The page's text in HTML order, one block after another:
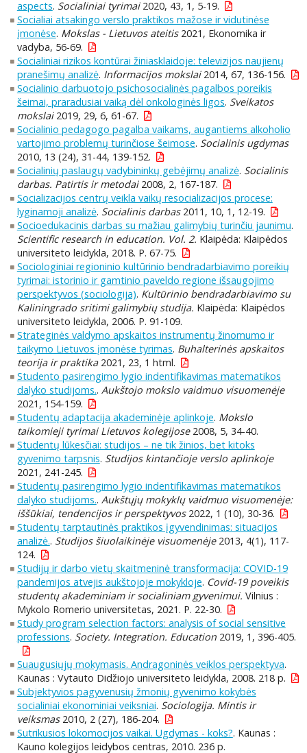
aspects. Socialiniai tyrimai2020, 43, 1, 5-19.
Socialiai atsakingo verslo praktikos mažose ir vidutinėse
įmonėse. Mokslas - Lietuvos ateitis2021, Ekonomika ir
vadyba, 56-69.
Socialiniai rizikos kontūrai žiniasklaidoje: televizijos naujienų
pranešimų analizė. Informacijos mokslai2014, 67, 136-156.
Socialinio darbuotojo psichosocialinės pagalbos poreikis
šeimai, praradusiai vaiką dėl onkologinės ligos. Sveikatos
mokslai2019, 29, 6, 61-67.
Socialinio pedagogo pagalba vaikams, augantiems alkoholio
vartojimo problemų turinčiose šeimose. Socialinis ugdymas
2010, 13 (24), 31-44, 139-152.
Socialinių paslaugų vadybininkų gebėjimų analizė. Socialinis
darbas. Patirtis ir metodai2008, 2, 167-187.
Socializacijos centrų veikla vaikų resocializacijos procese:
lyginamoji analizė. Socialinis darbas2011, 10, 1, 12-19.
Socioedukacinis darbas su mažiau galimybių turinčiu jaunimu.
Scientific research in education. Vol. 2. Klaipėda: Klaipėdos
universiteto leidykla, 2018. P. 67-75.
Sociologiniai regioninio kultūrinio bendradarbiavimo poreikių
tyrimai: istorinio ir gamtinio paveldo regione išsaugojimo
perspektyvos (sociologija). Kultūrinio bendradarbiavimo su
Kaliningrado sritimi galimybių studija. Klaipėda: Klaipėdos
universiteto leidykla, 2006. P. 91-109.
Strateginės valdymo apskaitos instrumentų žinomumo ir
taikymo Lietuvos įmonėse tyrimas. Buhalterinės apskaitos
teorija ir praktika2021, 23, 1 html.
Studento pasirengimo lygio indentifikavimas matematikos
dalyko studijoms.. Aukštojo mokslo vaidmuo visuomenėje
2021, 154-159.
Studentų adaptacija akademinėje aplinkoje. Mokslo
taikomieji tyrimai Lietuvos kolegijose2008, 5, 34-40.
Studentų lūkesčiai: studijos – ne tik žinios, bet kitoks
gyvenimo tarpsnis. Studijos kintančioje verslo aplinkoje
2021, 241-245.
Studentų pasirengimo lygio indentifikavimas matematikos
dalyko studijoms.. Aukštųjų mokyklų vaidmuo visuomenėje:
iššūkiai, tendencijos ir perspektyvos2022, 1 (10), 30-36.
Studentų tarptautinės praktikos įgyvendinimas: situacijos
analizė.. Studijos šiuolaikinėje visuomenėje2013, 4(1), 117-
124.
Studijų ir darbo vietų skaitmeninė transformacija: COVID-19
pandemijos atvejis aukštojoje mokykloje. Covid-19 poveikis
studentų akademiniam ir socialiniam gyvenimui. Vilnius :
Mykolo Romerio universitetas, 2021. P. 22-30.
Study program selection factors: analysis of social sensitive
professions. Society. Integration. Education2019, 1, 396-405.
Suaugusiųjų mokymasis. Andragoninės veiklos perspektyva.
Kaunas : Vytauto Didžiojo universiteto leidykla, 2008. 218 p.
Subjektyvios pagyvenusių žmonių gyvenimo kokybės
socialiniai ekonominiai veiksniai. Sociologija. Mintis ir
veiksmas2010, 2 (27), 186-204.
Sutrikusios lokomocijos vaikai. Ugdymas - koks?. Kaunas :
Kauno kolegijos leidybos centras, 2010. 236 p.